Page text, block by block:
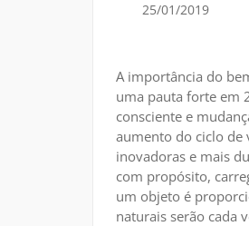
25/01/2019
A importância do
uma pauta forte em
consciente e
aumento do ciclo de
inovadoras e mais
com propósito,
um objeto é
naturais serão cada